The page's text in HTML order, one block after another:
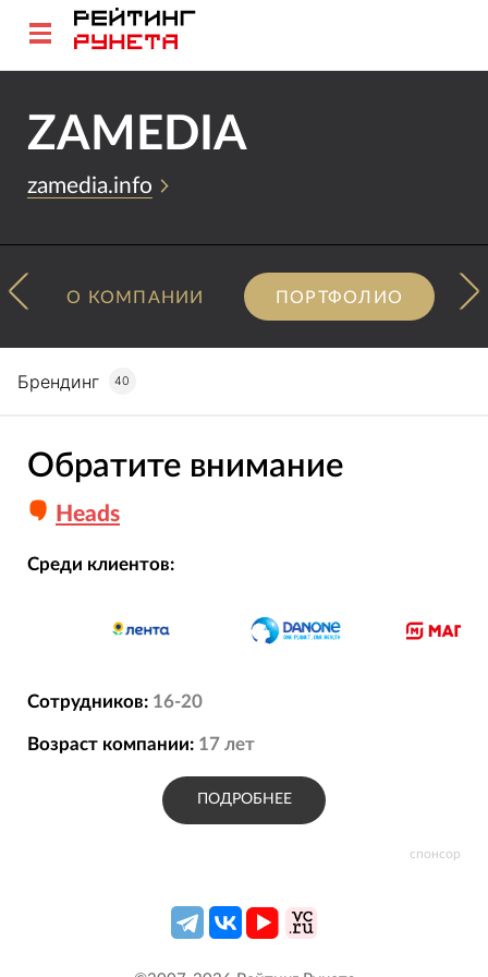
ZAMEDIA
zamedia.info
О КОМПАНИИ ПОРТФОЛИО
Брендинг 40
спонсор
Обратите внимание
Heads
Среди клиентов:
Сотрудников: 16-20
Возраст компании: 17 лет
ПОДРОБНЕЕ